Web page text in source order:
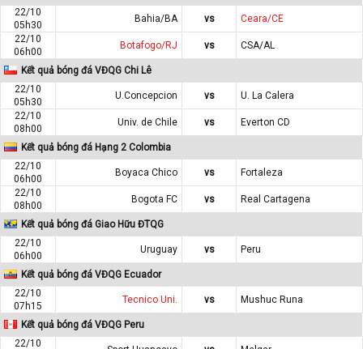
22/10
05h30
Bahia/BA vs
Ceara/CE
22/10
06h00
Botafogo/RJ vs CSA/AL
Kết quả bóng đá VĐQG Chi Lê
22/10
05h30
U.Concepcion vs
U. La Calera
22/10
08h00
Univ. de Chile vs Everton CD
Kết quả bóng đá Hạng 2 Colombia
22/10
06h00
Boyaca Chico vs
Fortaleza
22/10
08h00
Bogota FC vs Real Cartagena
Kết quả bóng đá Giao Hữu ĐTQG
22/10
06h00
Uruguay vs Peru
Kết quả bóng đá VĐQG Ecuador
22/10
07h15
Tecnico Uni. vs Mushuc Runa
Kết quả bóng đá VĐQG Peru
22/10